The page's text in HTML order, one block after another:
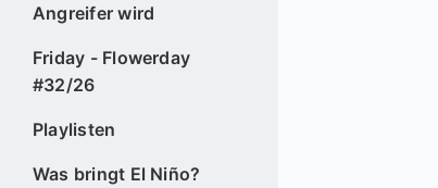
Angreifer wird
Friday - Flowerday
#32/26
Playlisten
Was bringt El Niño?